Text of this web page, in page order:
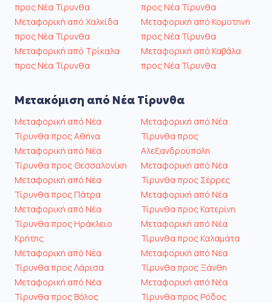
προς Νέα Τίρυνθα
Μεταφορική από Χαλκίδα
προς Νέα Τίρυνθα
Μεταφορική από Τρίκαλα
προς Νέα Τίρυνθα
προς Νέα Τίρυνθα
Μεταφορική από Κομοτηνή
προς Νέα Τίρυνθα
Μεταφορική από Καβάλα
προς Νέα Τίρυνθα
Μετακόμιση από Νέα Τίρυνθα
Μεταφορική από Νέα
Τίρυνθα προς Αθήνα
Μεταφορική από Νέα
Τίρυνθα προς Θεσσαλονίκη
Μεταφορική από Νέα
Τίρυνθα προς Πάτρα
Μεταφορική από Νέα
Τίρυνθα προς Ηράκλειο
Κρήτης
Μεταφορική από Νέα
Τίρυνθα προς Λάρισα
Μεταφορική από Νέα
Τίρυνθα προς Βόλος
Μεταφορική από Νέα
Τίρυνθα προς
Αλεξανδρούπολη
Μεταφορική από Νέα
Τίρυνθα προς Σέρρες
Μεταφορική από Νέα
Τίρυνθα προς Κατερίνη
Μεταφορική από Νέα
Τίρυνθα προς Καλαμάτα
Μεταφορική από Νέα
Τίρυνθα προς Ξάνθη
Μεταφορική από Νέα
Τίρυνθα προς Ρόδος